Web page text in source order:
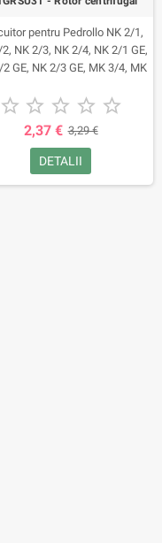
pentru Pedrollo NK 2/1,
NK 2/3, NK 2/4, NK 2/1 GE,
2 GE, NK 2/3 GE, MK 3/4, MK
    
2,37 € 3,29 €
DETALII